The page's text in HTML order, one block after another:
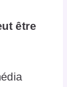
être